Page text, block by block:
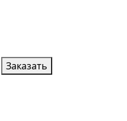
Заказать